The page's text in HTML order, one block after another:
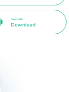
Direct APK
Download